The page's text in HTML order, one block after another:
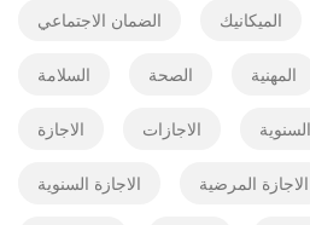
الضمان الاجتماعي الميكانيك
السلامة الصحة المهنية
الاجازة الاجازات السنوية
الاجازة السنوية الاجازة المرضية